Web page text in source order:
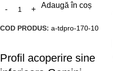
Adaugă în coș
COD PRODUS: a-tdpro-170-10
Profil acoperire sine